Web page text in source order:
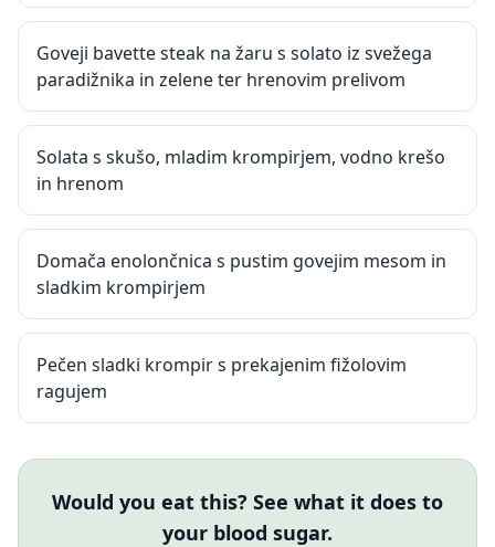
Goveji bavette steak na žaru s solato iz svežega
paradižnika in zelene ter hrenovim prelivom
Solata s skušo, mladim krompirjem, vodno krešo
in hrenom
Domača enolončnica s pustim govejim mesom in
sladkim krompirjem
Pečen sladki krompir s prekajenim fižolovim
ragujem
Would you eat this? See what it does to
your blood sugar.